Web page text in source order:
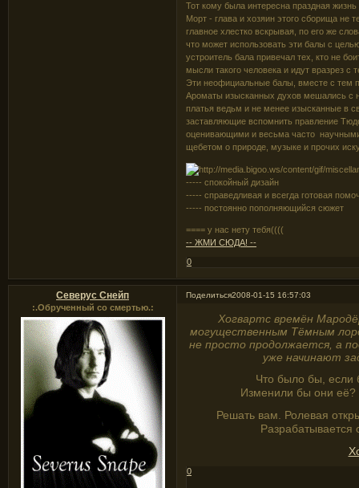
Тот кому была интересна праздная
Морт - глава и хозяин этого сборища не
главное хлестко вскрывая, по его же
что может использовать эти балы с
устроитель бала привечал тех, кто не
мысли такого человека и идут вразрез
Эти неофициальные балы, вместе с тем
Ароматы изысканных духов мешались с
платья ведьм и не менее изысканные в
заставляющие вспомнить правление
оценивающими и весьма часто
щебетом о природе, музыке и прочих
----- спокойный дизайн
----- справедливая и всегда готовая
----- постоянно пополняющийся сюжет
==== у нас нету тебя((((
-- ЖМИ СЮДА! --
0
Поделиться2008-01-15 16:57:03
Северус Снейп
:.Обрученный со смертью.:
Хогвартс времён
могущественным Тёмным
не просто продолжается, а
уже начинают
Что было бы, если
Изменили бы они её?
Решать вам. Ролевая
Разрабатывается
0